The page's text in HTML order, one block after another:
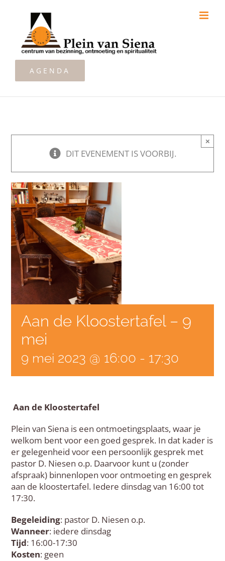
AGENDA
DIT EVENEMENT IS VOORBIJ.
×
Aan de Kloostertafel – 9
mei
9 mei 2023 @ 16:00 - 17:30
Aan de Kloostertafel
Plein van Siena is een ontmoetingsplaats, waar je
welkom bent voor een goed gesprek. In dat kader is
er gelegenheid voor een persoonlijk gesprek met
pastor D. Niesen o.p. Daarvoor kunt u (zonder
afspraak) binnenlopen voor ontmoeting en gesprek
aan de kloostertafel. Iedere dinsdag van 16:00 tot
17:30.
Begeleiding: pastor D. Niesen o.p.
Wanneer: iedere dinsdag
Tijd: 16:00-17:30
Kosten: geen